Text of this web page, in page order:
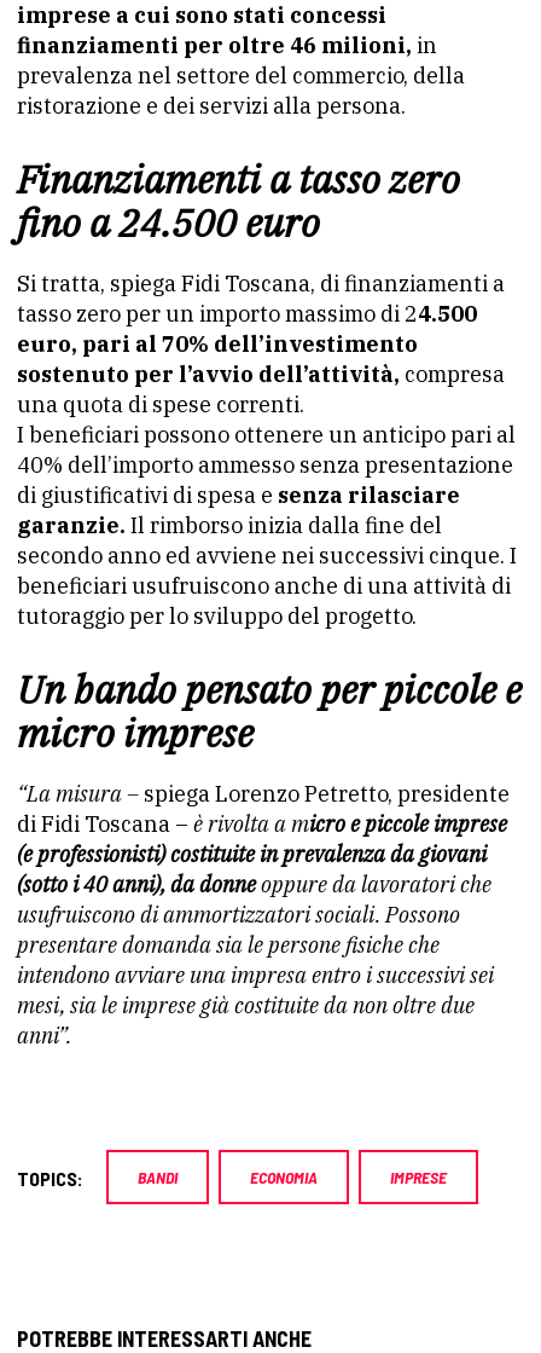
imprese a cui sono stati concessi
finanziamenti per oltre 46 milioni, in
prevalenza nel settore del commercio, della
ristorazione e dei servizi alla persona.
Finanziamenti a tasso zero
fino a 24.500 euro
Si tratta, spiega Fidi Toscana, di finanziamenti a
tasso zero per un importo massimo di 24.500
euro, pari al 70% dell’investimento
sostenuto per l’avvio dell’attività, compresa
una quota di spese correnti.
I beneficiari possono ottenere un anticipo pari al
40% dell’importo ammesso senza presentazione
di giustificativi di spesa e senza rilasciare
garanzie. Il rimborso inizia dalla fine del
secondo anno ed avviene nei successivi cinque. I
beneficiari usufruiscono anche di una attività di
tutoraggio per lo sviluppo del progetto.
Un bando pensato per piccole e
micro imprese
“La misura – spiega Lorenzo Petretto, presidente
di Fidi Toscana – è rivolta a micro e piccole imprese
(e professionisti) costituite in prevalenza da giovani
(sotto i 40 anni), da donneoppure da lavoratori che
usufruiscono di ammortizzatori sociali. Possono
presentare domanda sia le persone fisiche che
intendono avviare una impresa entro i successivi sei
mesi, sia le imprese già costituite da non oltre due
anni”.
TOPICS: BANDI ECONOMIA IMPRESE
POTREBBE INTERESSARTI ANCHE